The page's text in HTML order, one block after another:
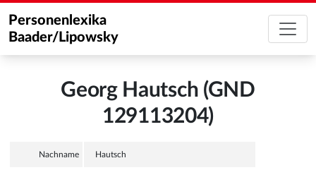
Personenlexika
Baader/Lipowsky
Georg Hautsch (GND
129113204)
Nachname Hautsch